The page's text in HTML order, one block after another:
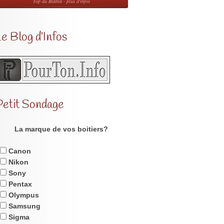
Blog d’Infos
Sondage
La marque de vos boitiers?
Canon
Nikon
Sony
Pentax
Olympus
Samsung
Sigma